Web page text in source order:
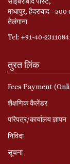
माधापुर, हैदराबाद - 500
तेलंगाना
Tel: +91-40-
तुरत लिंक
Fees Payment
शैक्षणिक कैलेंडर
परिपत्र/कार्यालय ज्ञापन
निविदा
सूचना